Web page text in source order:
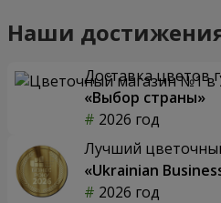
Наши
Доставка цветов
«Выбор страны»
2026 год
Лучший
«Ukrainian
2026 год